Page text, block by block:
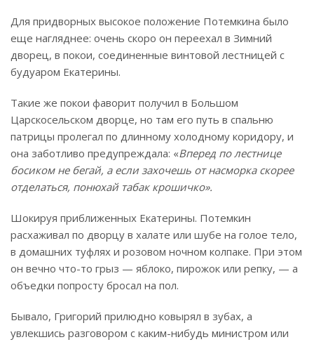
Для придворных высокое положение Потемкина было
еще нагляднее: очень скоро он переехал в Зимний
дворец, в покои, соединенные винтовой лестницей с
будуаром Екатерины.
Такие же покои фаворит получил в Большом
Царскосельском дворце, но там его путь в спальню
патрицы пролегал по длинному холодному коридору, и
она заботливо предупреждала: «Вперед по лестнице
босиком не бегай, а если захочешь от насморка скорее
отделаться, понюхай табак крошичко».
Шокируя приближенных Екатерины. Потемкин
расхаживал по дворцу в халате или шубе на голое тело,
в домашних туфлях и розовом ночном колпаке. При этом
он вечно что-то грыз — яблоко, пирожок или репку, — а
объедки попросту бросал на пол.
Бывало, Григорий прилюдно ковырял в зубах, а
увлекшись разговором с каким-нибудь министром или